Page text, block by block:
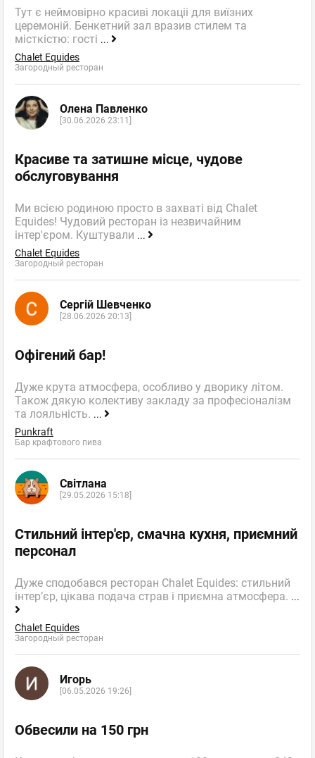
Тут є неймовірно красиві локаціі для виїзних
церемоній. Бенкетний зал вразив стилем та
місткістю: гості ...
Chalet Equides
Загородный ресторан
Олена Павленко
[30.06.2026 23:11]
Красиве та затишне місце, чудове
обслуговування
Ми всією родиною просто в захваті від Chalet
Equides! Чудовий ресторан із незвичайним
інтер'єром. Куштували ...
Chalet Equides
Загородный ресторан
Сергій Шевченко
[28.06.2026 20:13]
Офігений бар!
Дуже крута атмосфера, особливо у дворику літом.
Також дякую колективу закладу за професіоналізм
та лояльність. ...
Punkraft
Бар крафтового пива
Світлана
[29.05.2026 15:18]
Стильний інтер'єр, смачна кухня, приємний
персонал
Дуже сподобався ресторан Chalet Equides: стильний
інтер’єр, цікава подача страв і приємна атмосфера. ...
Chalet Equides
Загородный ресторан
Игорь
[06.05.2026 19:26]
Обвесили на 150 грн